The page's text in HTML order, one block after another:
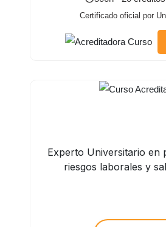
Certificado oficial por
Experto Universitario en
riesgos laborales y